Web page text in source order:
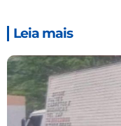
Leia mais